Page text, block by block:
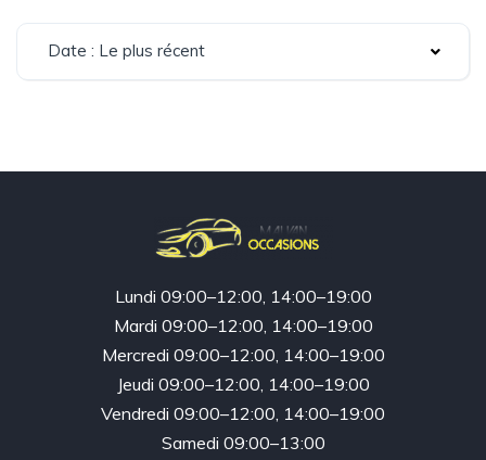
Date : Le plus récent
Lundi 09:00–12:00, 14:00–19:00
Mardi 09:00–12:00, 14:00–19:00
Mercredi 09:00–12:00, 14:00–19:00
Jeudi 09:00–12:00, 14:00–19:00
Vendredi 09:00–12:00, 14:00–19:00
Samedi 09:00–13:00